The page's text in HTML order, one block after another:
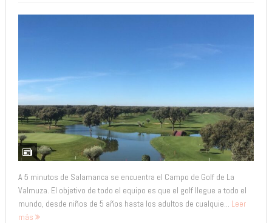
A 5 minutos de Salamanca se encuentra el Campo de Golf de La
Valmuza. El objetivo de todo el equipo es que el golf llegue a todo el
mundo, desde niños de 5 años hasta los adultos de cualquie... Leer
más